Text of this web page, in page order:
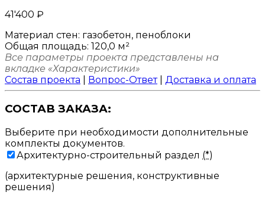
41'400 ₽
Материал стен: газобетон, пеноблоки
Общая площадь: 120,0 м²
Все параметры проекта представлены на
вкладке «Характеристики»
Состав проекта
Вопрос-Ответ| Доставка и оплата
СОСТАВ ЗАКАЗА:
Выберите при необходимости дополнительные
комплекты документов.
Архитектурно-строительный раздел (*)
(архитектурные решения, конструктивные
решения)